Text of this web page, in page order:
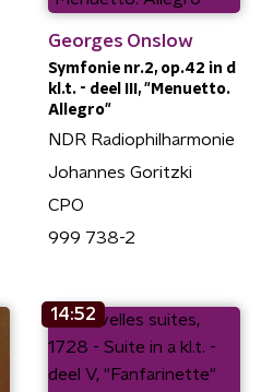
Georges Onslow
Symfonie nr.2, op.42 in d
kl.t. - deel III, "Menuetto.
Allegro"
NDR Radiophilharmonie
Johannes Goritzki
CPO
999 738-2
14:52